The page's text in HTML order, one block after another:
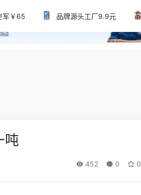
军￥65 品牌源头工厂9.9元
吨
452 0 0